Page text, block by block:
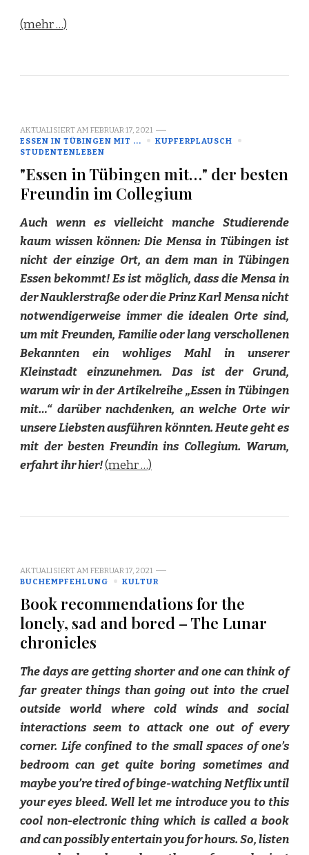
(mehr …)
AKTUALISIERT AM FEBRUAR 17, 2021
ESSEN IN TÜBINGEN MIT ...
KUPFERPLAUSCH
STUDENTENLEBEN
"Essen in Tübingen mit…" der besten
Freundin im Collegium
Auch wenn es vielleicht manche Studierende
kaum wissen können: Die Mensa in Tübingen ist
nicht der einzige Ort, an dem man in Tübingen
Essen bekommt! Es ist möglich, dass die Mensa in
der Nauklerstraße oder die Prinz Karl Mensa nicht
notwendigerweise immer die idealen Orte sind,
um mit Freunden, Familie oder lang verschollenen
Bekannten ein wohliges Mahl in unserer
Kleinstadt einzunehmen. Das ist der Grund,
warum wir in der Artikelreihe „Essen in Tübingen
mit…“ darüber nachdenken, an welche Orte wir
unsere Liebsten ausführen könnten. Heute geht es
mit der besten Freundin ins Collegium. Warum,
erfahrt ihr hier!(mehr …)
AKTUALISIERT AM FEBRUAR 17, 2021
BUCHEMPFEHLUNG
KULTUR
Book recommendations for the
lonely, sad and bored – The Lunar
chronicles
The days are getting shorter and one can think of
far greater things than going out into the cruel
outside world where cold winds and social
interactions seem to attack one out of every
corner. Life confined to the small spaces of one’s
bedroom can get quite boring sometimes and
maybe you’re tired of binge-watching Netflix until
your eyes bleed. Well let me introduce you to this
cool non-electronic thing which is called a book
and can possibly entertain you for hours. So, listen